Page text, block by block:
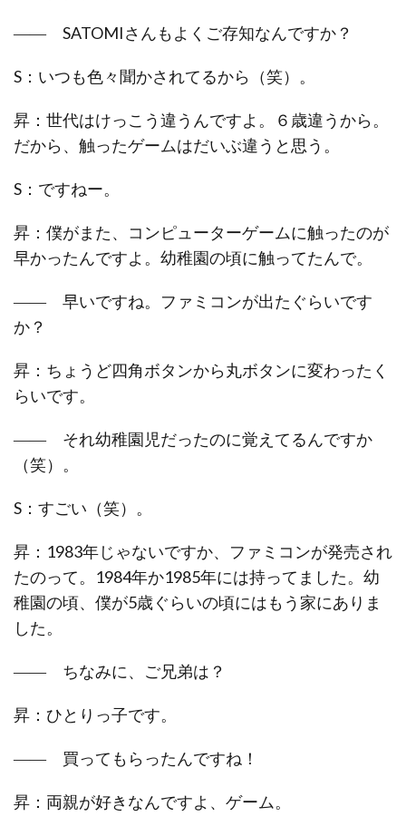
―― SATOMIさんもよくご存知なんですか？
S：いつも色々聞かされてるから（笑）。
昇：世代はけっこう違うんですよ。６歳違うから。
だから、触ったゲームはだいぶ違うと思う。
S：ですねー。
昇：僕がまた、コンピューターゲームに触ったのが
早かったんですよ。幼稚園の頃に触ってたんで。
―― 早いですね。ファミコンが出たぐらいです
か？
昇：ちょうど四角ボタンから丸ボタンに変わったく
らいです。
―― それ幼稚園児だったのに覚えてるんですか
（笑）。
S：すごい（笑）。
昇：1983年じゃないですか、ファミコンが発売され
たのって。1984年か1985年には持ってました。幼
稚園の頃、僕が5歳ぐらいの頃にはもう家にありま
した。
―― ちなみに、ご兄弟は？
昇：ひとりっ子です。
―― 買ってもらったんですね！
昇：両親が好きなんですよ、ゲーム。